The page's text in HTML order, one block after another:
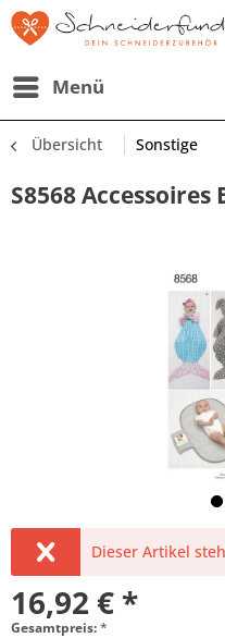
Menü
Übersicht Sonstige
S8568
Dieser Artikel
16,92 € *
Gesamtpreis:*